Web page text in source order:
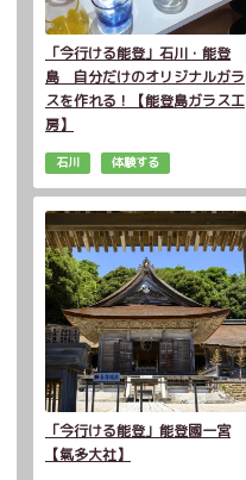
「今行ける能登」石川・能登
島 自分だけのオリジナルガラ
スを作れる！【能登島ガラス工
房】
石川 体験する
「今行ける能登」能登國一宮
【氣多大社】